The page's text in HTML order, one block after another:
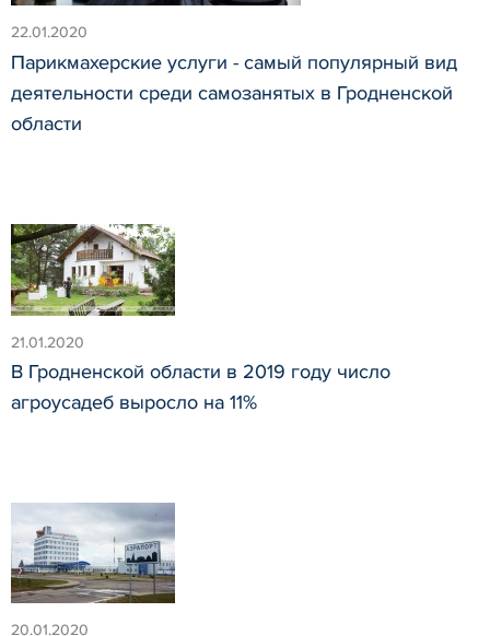
22.01.2020
Парикмахерские услуги - самый популярный вид
деятельности среди самозанятых в Гродненской
области
21.01.2020
В Гродненской области в 2019 году число
агроусадеб выросло на 11%
20.01.2020